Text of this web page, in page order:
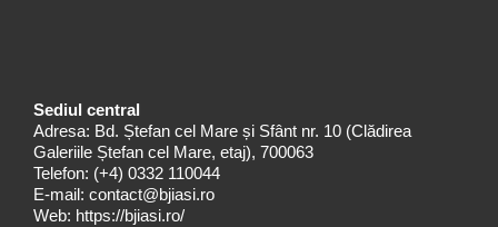
Sediul central
Adresa: Bd. Ștefan cel Mare și Sfânt nr. 10 (Clădirea
Galeriile Ștefan cel Mare, etaj), 700063
Telefon: (+4) 0332 110044
E-mail: contact@bjiasi.ro
Web: https://bjiasi.ro/